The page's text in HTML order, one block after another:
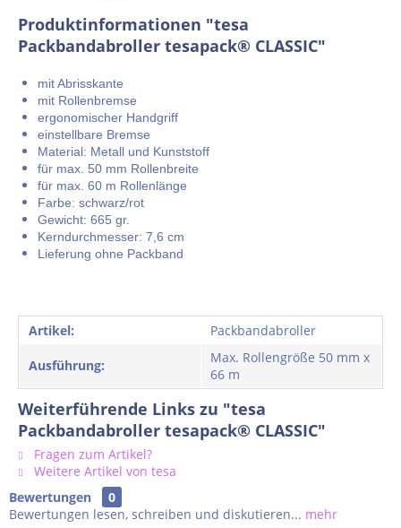
Produktinformationen "tesa
Packbandabroller tesapack® CLASSIC"
mit Abrisskante
mit Rollenbremse
ergonomischer Handgriff
einstellbare Bremse
Material: Metall und Kunststoff
für max. 50 mm Rollenbreite
für max. 60 m Rollenlänge
Farbe: schwarz/rot
Gewicht: 665 gr.
Kerndurchmesser: 7,6 cm
Lieferung ohne Packband
Artikel: Packbandabroller
Ausführung:
Max. Rollengröße 50 mm x
66 m
Weiterführende Links zu "tesa
Packbandabroller tesapack® CLASSIC"
Fragen zum Artikel?
Weitere Artikel von tesa
Bewertungen
0
Bewertungen lesen, schreiben und diskutieren... mehr